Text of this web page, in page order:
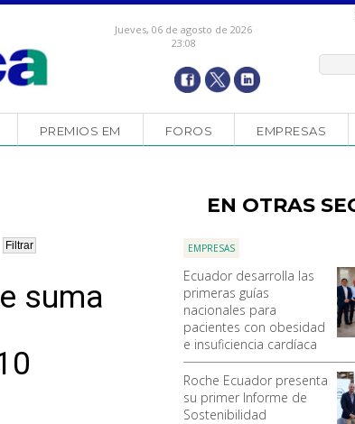
Jueves, 06 de agosto de 2026
23:08
PREMIOS EM FOROS EMPRESAS
EN OTRAS
EMPRESAS
Ecuador desarrolla las
primeras guías
nacionales para
pacientes con obesidad
e insuficiencia cardíaca
Roche Ecuador presenta
su primer Informe de
Sostenibilidad
suma